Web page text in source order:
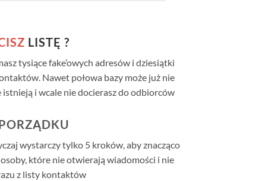
LISTĘ ?
tysiące fake’owych adresów i dziesiątki
Nawet połowa bazy może już nie
istnieją i wcale nie docierasz do odbiorców
wystarczy tylko 5 kroków, aby znacząco
osoby, które nie otwierają wiadomości i nie
z listy kontaktów